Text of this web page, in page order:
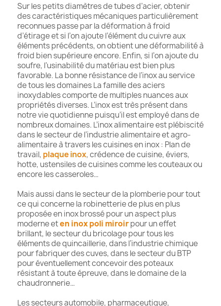
Sur les petits diamètres de tubes d’acier, obtenir
des caractéristiques mécaniques particulièrement
reconnues passe par la déformation à froid
d’étirage et si l’on ajoute l’élément du cuivre aux
éléments précédents, on obtient une déformabilité à
froid bien supérieure encore. Enfin, si l’on ajoute du
soufre, l’usinabilité du matériau est bien plus
favorable. La bonne résistance de l’inox au service
de tous les domaines La famille des aciers
inoxydables comporte de multiples nuances aux
propriétés diverses. L’inox est très présent dans
notre vie quotidienne puisqu’il est employé dans de
nombreux domaines. L’inox alimentaire est plébiscité
dans le secteur de l’industrie alimentaire et agro-
alimentaire à travers les cuisines en inox : Plan de
travail, plaque inox, crédence de cuisine, éviers,
hotte, ustensiles de cuisines comme les couteaux ou
encore les casseroles…
Mais aussi dans le secteur de la plomberie pour tout
ce qui concerne la robinetterie de plus en plus
proposée en inox brossé pour un aspect plus
moderne eten inox poli miroirpour un effet
brillant, le secteur du bricolage pour tous les
éléments de quincaillerie, dans l’industrie chimique
pour fabriquer des cuves, dans le secteur du BTP
pour éventuellement concevoir des poteaux
résistant à toute épreuve, dans le domaine de la
chaudronnerie…
Les secteurs automobile, pharmaceutique,